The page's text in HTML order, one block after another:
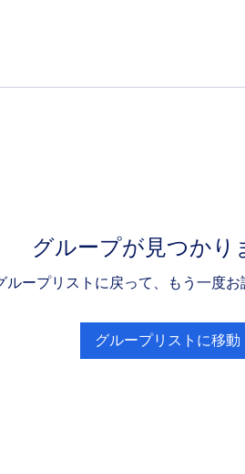
グループが見つかり
ループリストに戻って、もう一度お
グループリストに移動